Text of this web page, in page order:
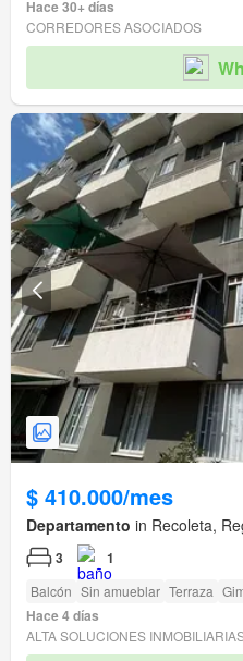
Hace 30+ días
CORREDORES ASOCIADOS
$ 410.000/mes
Departamento in Recoleta,
3 1
Balcón Sin amueblar Terraza
Hace 4 días
ALTA SOLUCIONES